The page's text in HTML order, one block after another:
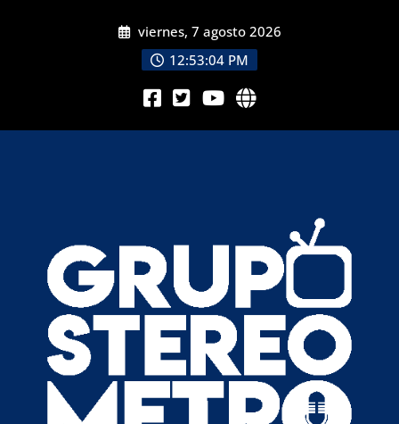
viernes, 7 agosto 2026
12:53:06 PM